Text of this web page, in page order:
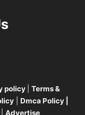
policy
Terms &
Dmca Policy
Advertise